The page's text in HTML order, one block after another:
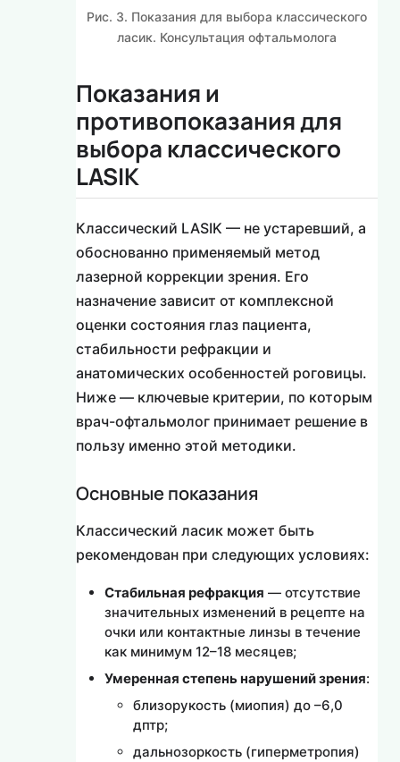
Рис. 3. Показания для выбора классического
ласик. Консультация офтальмолога
Показания и
противопоказания для
выбора классического
LASIK
Классический LASIK — не устаревший, а
обоснованно применяемый метод
лазерной коррекции зрения. Его
назначение зависит от комплексной
оценки состояния глаз пациента,
стабильности рефракции и
анатомических особенностей роговицы.
Ниже — ключевые критерии, по которым
врач-офтальмолог принимает решение в
пользу именно этой методики.
Основные показания
Классический ласик может быть
рекомендован при следующих условиях:
Стабильная рефракция — отсутствие
значительных изменений в рецепте на
очки или контактные линзы в течение
как минимум 12–18 месяцев;
Умеренная степень нарушений зрения:
близорукость (миопия) до –6,0
дптр;
дальнозоркость (гиперметропия)